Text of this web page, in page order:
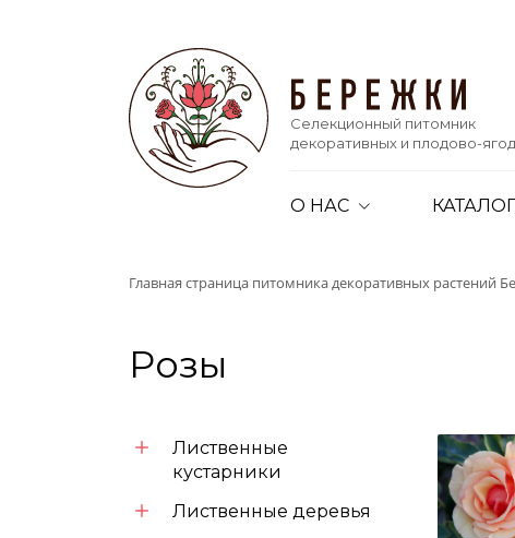
Селекционный питомник
декоративных и плодово-
О НАС КАТАЛОГ
Главная страница питомника декоративных растений
Розы
Лиственные
кустарники
Лиственные деревья